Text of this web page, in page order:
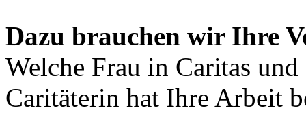
Dazu brauchen wir Ihre
Welche Frau in Caritas
Caritäterin hat Ihre Arbeit